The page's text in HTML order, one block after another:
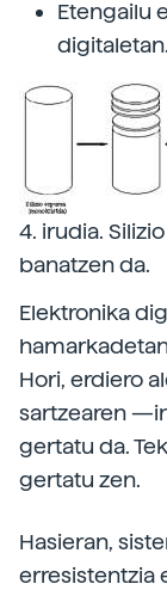
Etengailu
digitaletan.
4. irudia.
banatzen da.
Elektronika
Hori, erdiero
sartzearen
gertatu da.
gertatu zen.
Hasieran,
erresistentzia